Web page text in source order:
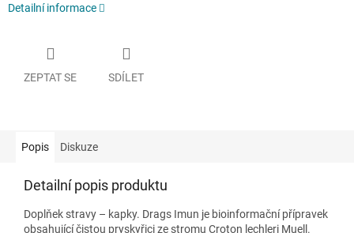
Detailní informace
ZEPTAT SE SDÍLET
Popis Diskuze
Detailní popis produktu
Doplňek stravy – kapky. Drags Imun je bioinformační přípravek
obsahující čistou pryskyřici ze stromu Croton lechleri Muell.